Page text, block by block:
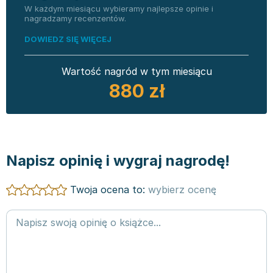
W każdym miesiącu wybieramy najlepsze opinie i
nagradzamy recenzentów.
DOWIEDZ SIĘ WIĘCEJ
Wartość nagród w tym miesiącu
880 zł
Napisz opinię i wygraj nagrodę!
Twoja ocena to: wybierz ocenę